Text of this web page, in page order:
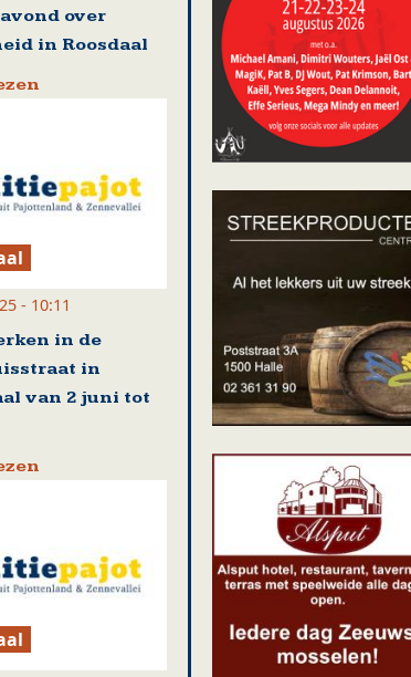
over
in Roosdaal
- 10:11
in de
in
van 2 juni tot